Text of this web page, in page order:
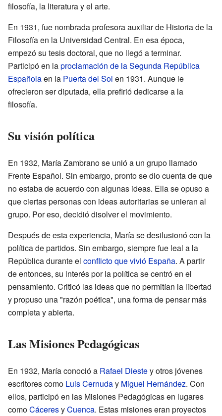
filosofía, la literatura y el arte.
En 1931, fue nombrada profesora auxiliar de Historia de la
Filosofía en la Universidad Central. En esa época,
empezó su tesis doctoral, que no llegó a terminar.
Participó en laproclamación de la Segunda República
Españolaen la Puerta del Sol en 1931. Aunque le
ofrecieron ser diputada, ella prefirió dedicarse a la
filosofía.
Su visión política
En 1932, María Zambrano se unió a un grupo llamado
Frente Español. Sin embargo, pronto se dio cuenta de que
no estaba de acuerdo con algunas ideas. Ella se opuso a
que ciertas personas con ideas autoritarias se unieran al
grupo. Por eso, decidió disolver el movimiento.
Después de esta experiencia, María se desilusionó con la
política de partidos. Sin embargo, siempre fue leal a la
República durante el conflicto que vivió España. A partir
de entonces, su interés por la política se centró en el
pensamiento. Criticó las ideas que no permitían la libertad
y propuso una "razón poética", una forma de pensar más
completa y abierta.
Las Misiones Pedagógicas
En 1932, María conoció a Rafael Diestey otros jóvenes
escritores como Luis Cernuday Miguel Hernández. Con
ellos, participó en las Misiones Pedagógicas en lugares
comoCáceresyCuenca. Estas misiones eran proyectos